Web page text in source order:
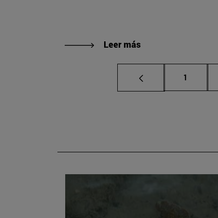
Leer más
Página
1